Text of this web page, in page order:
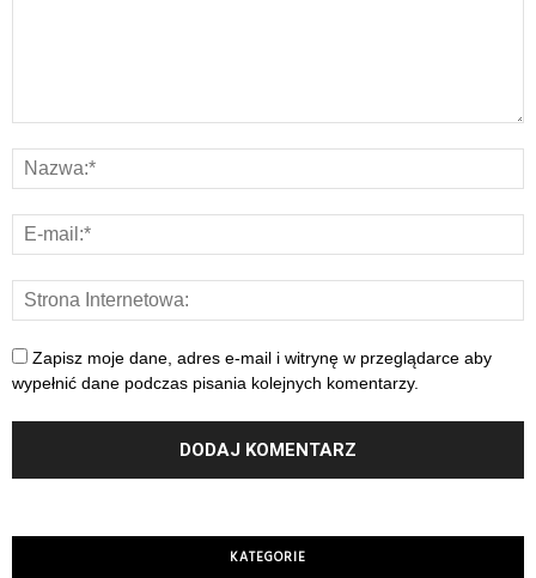
Zapisz moje dane, adres e-mail i witrynę w przeglądarce aby
wypełnić dane podczas pisania kolejnych komentarzy.
KATEGORIE